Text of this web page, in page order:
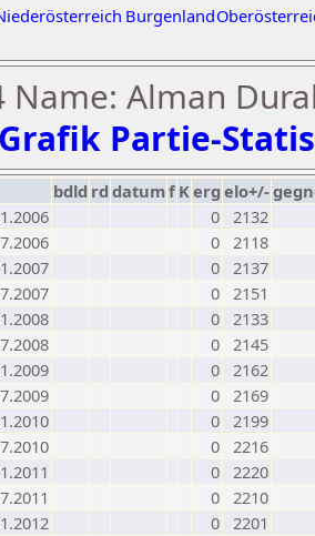
Burgenland
Name: Alman
Grafik Partie-
bdld rd datumf Kerg elo+/-
0 2132
0 2118
0 2137
0 2151
0 2133
0 2145
0 2162
0 2169
0 2199
0 2216
0 2220
0 2210
0 2201